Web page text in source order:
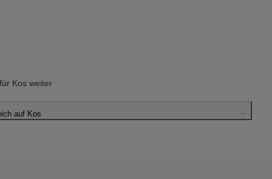
Kos weiter
auf Kos